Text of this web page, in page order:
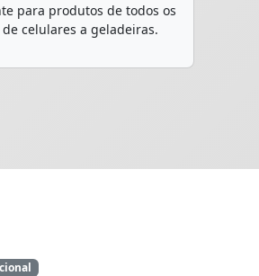
para produtos de todos os
celulares a geladeiras.